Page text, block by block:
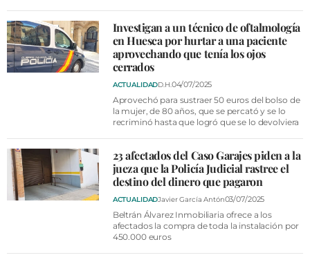
CULTURA
SOCIEDAD
OPINIÓN
CONTACTAR
FIESTAS EN EL ALTO ARAGÓN
FIESTAS DE SAN LORENZO
CARTELERA
Investigan a un técnico de oftalmología
en Huesca por hurtar a una paciente
aprovechando que tenía los ojos
cerrados
ACTUALIDADD.H. 04/07/2025
Aprovechó para sustraer 50 euros del bolso de
la mujer, de 80 años, que se percató y se lo
recriminó hasta que logró que se lo devolviera
23 afectados del Caso Garajes piden a la
jueza que la Policía Judicial rastree el
destino del dinero que pagaron
ACTUALIDADJavier García Antón03/07/2025
Beltrán Álvarez Inmobiliaria ofrece a los
afectados la compra de toda la instalación por
450.000 euros